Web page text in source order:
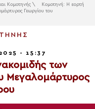
Κομοτηνής \
Κομοτηνή: Η εορτή
Γεωργίου του
- 15:37
των
Μεγαλομάρτυρος